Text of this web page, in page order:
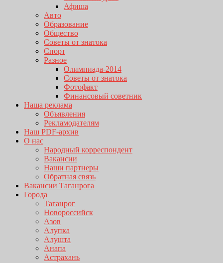
Афиша
Авто
Образование
Общество
Советы от знатока
Спорт
Разное
Олимпиада-2014
Советы от знатока
Фотофакт
Финансовый советник
Наша реклама
Объявления
Рекламодателям
Наш PDF-архив
О нас
Народный корреспондент
Вакансии
Наши партнеры
Обратная связь
Вакансии Таганрога
Города
Таганрог
Новороссийск
Азов
Алупка
Алушта
Анапа
Астрахань